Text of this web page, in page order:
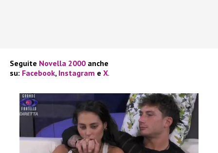
Seguite Novella 2000 anche
su: Facebook, Instagram e X.